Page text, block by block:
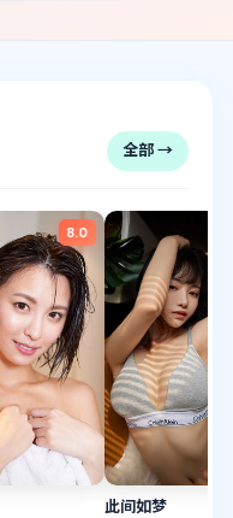
全部 →
8.0
此间如梦